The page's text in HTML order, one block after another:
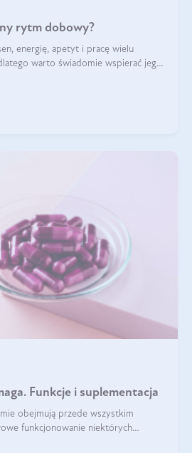
rytm dobowy?
energię, apetyt i pracę wielu
warto świadomie wspierać jego
Funkcje i suplementacja
obejmują przede wszystkim
funkcjonowanie niektórych